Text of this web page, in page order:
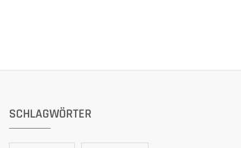
SCHLAGWÖRTER